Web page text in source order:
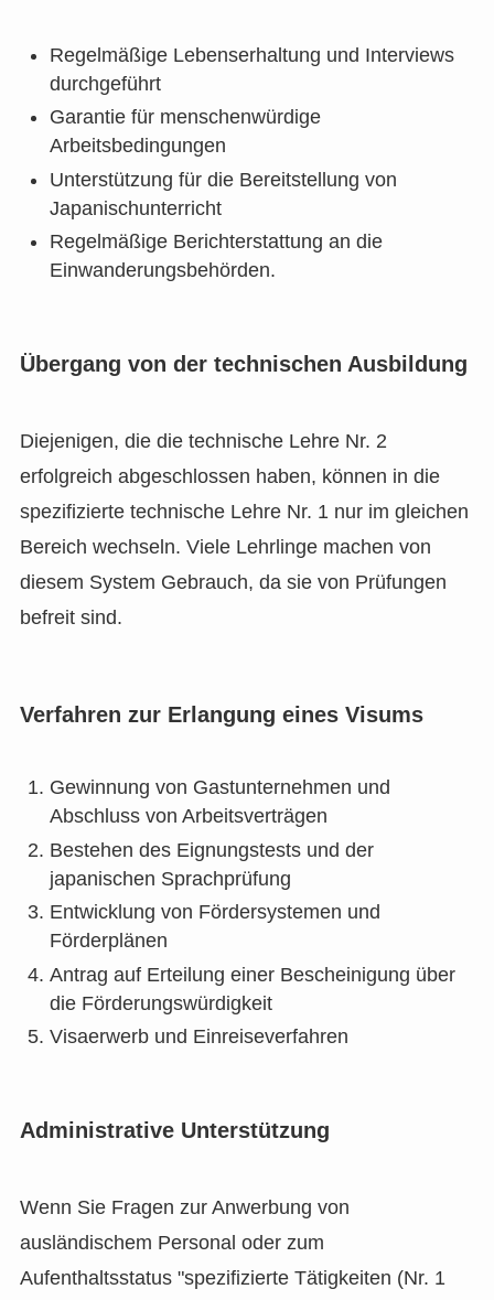
Regelmäßige Lebenserhaltung und Interviews
durchgeführt
Garantie für menschenwürdige
Arbeitsbedingungen
Unterstützung für die Bereitstellung von
Japanischunterricht
Regelmäßige Berichterstattung an die
Einwanderungsbehörden.
Übergang von der technischen Ausbildung
Diejenigen, die die technische Lehre Nr. 2
erfolgreich abgeschlossen haben, können in die
spezifizierte technische Lehre Nr. 1 nur im gleichen
Bereich wechseln. Viele Lehrlinge machen von
diesem System Gebrauch, da sie von Prüfungen
befreit sind.
Verfahren zur Erlangung eines Visums
Gewinnung von Gastunternehmen und
Abschluss von Arbeitsverträgen
Bestehen des Eignungstests und der
japanischen Sprachprüfung
Entwicklung von Fördersystemen und
Förderplänen
Antrag auf Erteilung einer Bescheinigung über
die Förderungswürdigkeit
Visaerwerb und Einreiseverfahren
Administrative Unterstützung
Wenn Sie Fragen zur Anwerbung von
ausländischem Personal oder zum
Aufenthaltsstatus "spezifizierte Tätigkeiten (Nr. 1